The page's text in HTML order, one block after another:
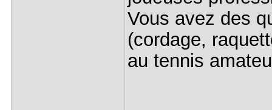
Vous avez des
(cordage,
au tennis